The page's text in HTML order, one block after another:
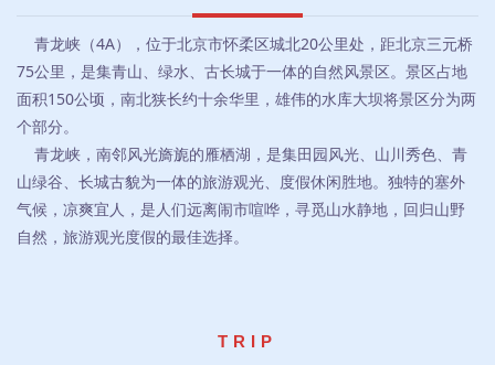
青龙峡（4A），位于北京市怀柔区城北20公里处，距北京三元桥
75公里，是集青山、绿水、古长城于一体的自然风景区。景区占地
面积150公顷，南北狭长约十余华里，雄伟的水库大坝将景区分为两
个部分。
青龙峡，南邻风光旖旎的雁栖湖，是集田园风光、山川秀色、青
山绿谷、长城古貌为一体的旅游观光、度假休闲胜地。独特的塞外
气候，凉爽宜人，是人们远离闹市喧哗，寻觅山水静地，回归山野
自然，旅游观光度假的最佳选择。
TRIP